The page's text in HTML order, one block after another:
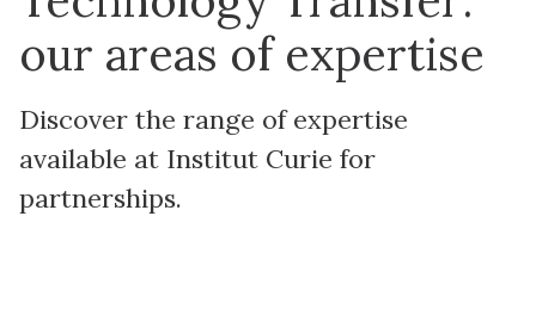
our areas of expertise
Discover the range of expertise
available at Institut Curie for
partnerships.